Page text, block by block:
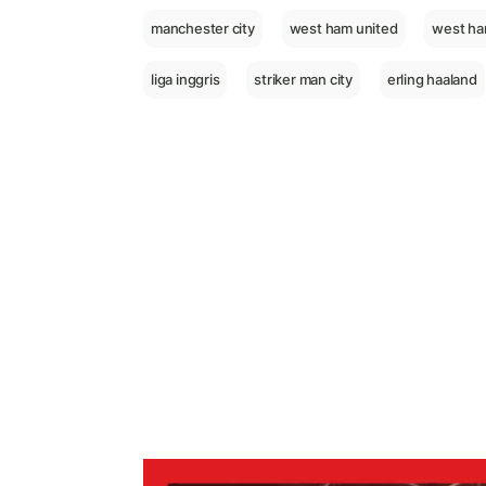
manchester city west ham united west
liga inggris striker man city erling haaland